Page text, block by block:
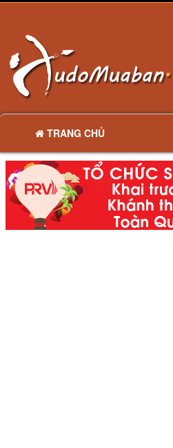
TRANG CHỦ